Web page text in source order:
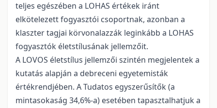
teljes egészében a LOHAS értékek iránt
elkötelezett fogyasztói csoportnak, azon­ban a
klaszter tagjai körvonalazzák leginkább a LOHAS
fogyasztók életstílusának jellemzőit.
A LOVOS életstílus jellemzői szintén meg­jelentek a
kutatás alapján a debreceni egye­temisták
értékrendjében. A Tudatos egysze­rűsítők (a
mintasokaság 34,6%-a) esetében tapasztalhatjuk a